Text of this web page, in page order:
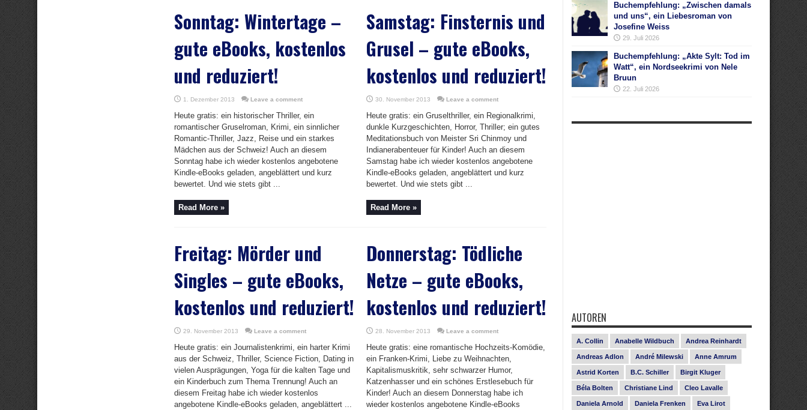
Sonntag: Wintertage –
gute eBooks, kostenlos
und reduziert!
1. Dezember 2013 Leave a comment
Heute gratis: ein historischer Thriller, ein
romantischer Gruselroman, Krimi, ein sinnlicher
Romantic-Thriller, Jazz, Reise und ein starkes
Mädchen aus der Schweiz! Auch an diesem
Sonntag habe ich wieder kostenlos angebotene
Kindle-eBooks geladen, angeblättert und kurz
bewertet. Und wie stets gibt ...
Read More »
Samstag: Finsternis und
Grusel – gute eBooks,
kostenlos und reduziert!
30. November 2013 Leave a comment
Heute gratis: ein Gruselthriller, ein Regionalkrimi,
dunkle Kurzgeschichten, Horror, Thriller; ein gutes
Meditationsbuch von Meister Sri Chinmoy und
Indianerabenteuer für Kinder! Auch an diesem
Samstag habe ich wieder kostenlos angebotene
Kindle-eBooks geladen, angeblättert und kurz
bewertet. Und wie stets gibt ...
Read More »
Freitag: Mörder und
Singles – gute eBooks,
kostenlos und reduziert!
29. November 2013 Leave a comment
Heute gratis: ein Journalistenkrimi, ein harter Krimi
aus der Schweiz, Thriller, Science Fiction, Dating in
vielen Ausprägungen, Yoga für die kalten Tage und
ein Kinderbuch zum Thema Trennung! Auch an
diesem Freitag habe ich wieder kostenlos
angebotene Kindle-eBooks geladen, angeblättert ...
Donnerstag: Tödliche
Netze – gute eBooks,
kostenlos und reduziert!
28. November 2013 Leave a comment
Heute gratis: eine romantische Hochzeits-Komödie,
ein Franken-Krimi, Liebe zu Weihnachten,
Kapitalismuskritik, sehr schwarzer Humor,
Katzenhasser und ein schönes Erstlesebuch für
Kinder! Auch an diesem Donnerstag habe ich
wieder kostenlos angebotene Kindle-eBooks
Buchempfehlung: „Zwischen damals
und uns“, ein Liebesroman von
Josefine Weiss
29. Juli 2026
Buchempfehlung: „Akte Sylt: Tod im
Watt“, ein Nordseekrimi von Nele
Bruun
22. Juli 2026
AUTOREN
A. Collin Anabelle Wildbuch Andrea Reinhardt
Andreas Adlon André Milewski Anne Amrum
Astrid Korten B.C. Schiller Birgit Kluger
Béla Bolten Christiane Lind Cleo Lavalle
Daniela Arnold Daniela Frenken Eva Lirot